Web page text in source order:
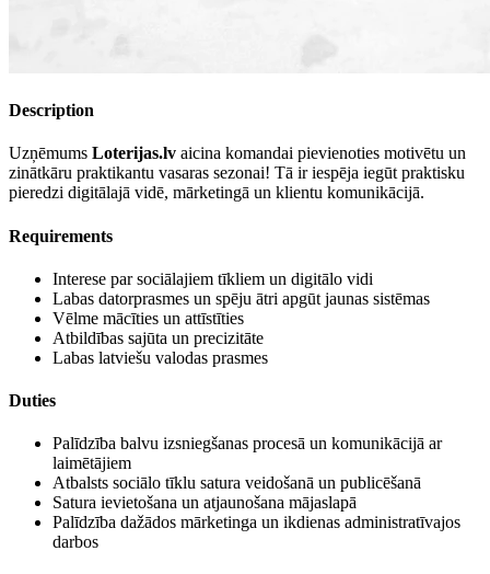
Description
Uzņēmums Loterijas.lv aicina komandai pievienoties motivētu un
zinātkāru praktikantu vasaras sezonai! Tā ir iespēja iegūt praktisku
pieredzi digitālajā vidē, mārketingā un klientu komunikācijā.
Requirements
Interese par sociālajiem tīkliem un digitālo vidi
Labas datorprasmes un spēju ātri apgūt jaunas sistēmas
Vēlme mācīties un attīstīties
Atbildības sajūta un precizitāte
Labas latviešu valodas prasmes
Duties
Palīdzība balvu izsniegšanas procesā un komunikācijā ar
laimētājiem
Atbalsts sociālo tīklu satura veidošanā un publicēšanā
Satura ievietošana un atjaunošana mājaslapā
Palīdzība dažādos mārketinga un ikdienas administratīvajos
darbos